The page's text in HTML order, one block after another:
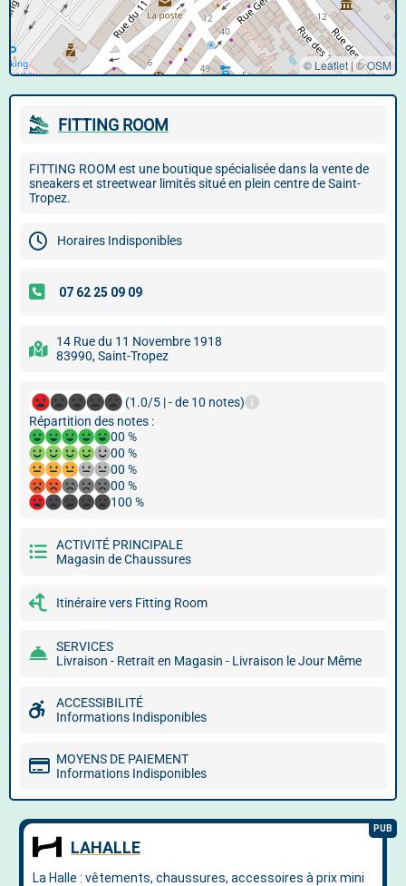
© Leaflet | ©OSM
FITTING ROOM
FITTING ROOM est une boutique spécialisée dans la vente de
sneakers et streetwear limités situé en plein centre de Saint-
Tropez.
Horaires Indisponibles
14 Rue du 11 Novembre 1918
83990, Saint-Tropez
(1.0/5 | - de 10 notes)
Répartition des notes :
00 %
00 %
00 %
00 %
100 %
ACTIVITÉ PRINCIPALE
Magasin de Chaussures
Itinéraire vers Fitting Room
SERVICES
Livraison - Retrait en Magasin - Livraison le Jour Même
ACCESSIBILITÉ
Informations Indisponibles
MOYENS DE PAIEMENT
Informations Indisponibles